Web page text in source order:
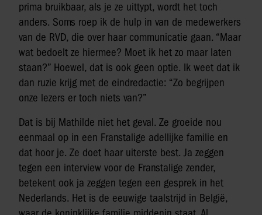
prima bruikbaar, als je ze uittypt, wordt het toch
anders. Soms roep ik de hulp in van de medewerkers
van de RVD, die over haar communicatie gaan. “Maar
wat bedoelt ze hiermee? Moet ik het zo maar laten
staan?” Hoewel, dat is ook geen optie. Ik weet dat ik
dan ruzie krijg met de eindredactie: “Zo begrijpen
onze lezers er toch niets van?”
Dat is bij Mathilde niet het geval. Ze groeide nou
eenmaal op in een Franstalige adellijke familie en
dat hoor je. Ze doet haar uiterste best. Ja zeggen
tegen een interview voor de Franstalige zender,
betekent ook ja zeggen tegen een gesprek in het
Nederlands. Het is de eeuwige taalstrijd in België,